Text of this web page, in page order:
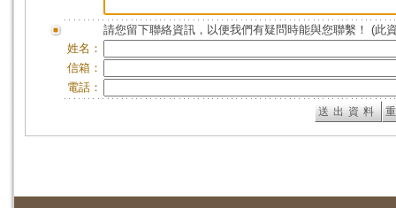
請您留下聯絡資訊，以便我們有疑問時能與您聯繫！ (此
姓名：
信箱：
電話：